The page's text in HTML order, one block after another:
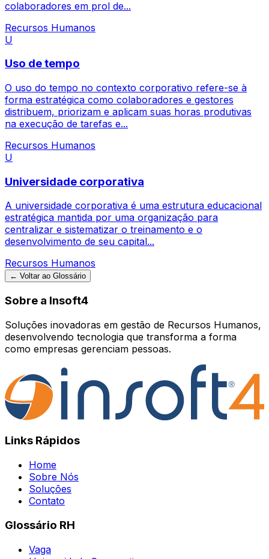
colaboradores em prol de...
Recursos Humanos
U
Uso de tempo
O uso do tempo no contexto corporativo refere-se à
forma estratégica como colaboradores e gestores
distribuem, priorizam e aplicam suas horas produtivas
na execução de tarefas e...
Recursos Humanos
U
Universidade corporativa
A universidade corporativa é uma estrutura educacional
estratégica mantida por uma organização para
centralizar e sistematizar o treinamento e o
desenvolvimento de seu capital...
Recursos Humanos
← Voltar ao Glossário
Sobre a Insoft4
Soluções inovadoras em gestão de Recursos Humanos,
desenvolvendo tecnologia que transforma a forma
como empresas gerenciam pessoas.
Links Rápidos
Home
Sobre Nós
Soluções
Contato
Glossário RH
Vaga